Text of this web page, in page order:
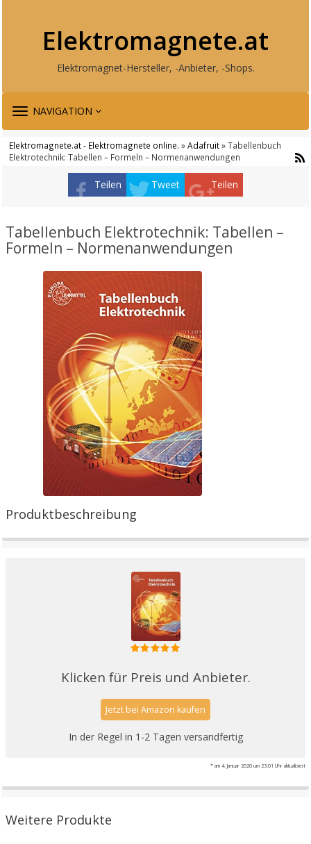
Elektromagnete.at
Elektromagnet-Hersteller, -Anbieter, -Shops.
TOGGLE
NAVIGATION
Elektromagnete.at - Elektromagnete online. »Adafruit» Tabellenbuch
Elektrotechnik: Tabellen – Formeln – Normenanwendungen
Teilen Tweet Teilen
Tabellenbuch Elektrotechnik: Tabellen –
Formeln – Normenanwendungen
Produktbeschreibung
Klicken für Preis und Anbieter.
Jetzt bei Amazon kaufen
In der Regel in 1-2 Tagen versandfertig
* am 4. Januar 2020 um 23:01 Uhr aktualisiert
Weitere Produkte